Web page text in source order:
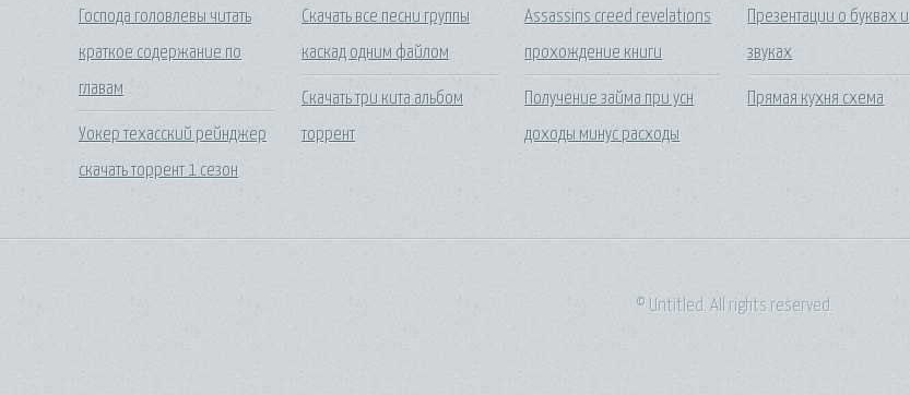
Господа головлевы читать
краткое содержание по
главам
Уокер техасский рейнджер
скачать торрент 1 сезон
Скачать все песни группы
каскад одним файлом
Скачать три кита альбом
торрент
Assassins creed revelations
прохождение книги
Получение займа при усн
доходы минус расходы
Презентации о буквах и
звуках
Прямая кухня схема
© Untitled. All rights reserved.